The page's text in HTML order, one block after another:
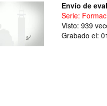
Envío de
Serie:
Visto: 939
Grabado el: